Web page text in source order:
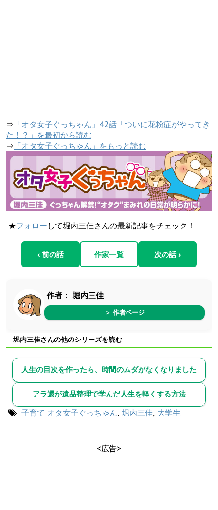
⇒ 「オタ女子ぐっちゃん」42話「ついに花粉症がやってき
た！？」を最初から読む
⇒ 「オタ女子ぐっちゃん」をもっと読む
★フォロー して堀内三佳さんの最新記事をチェック！
‹ 前の話 作家一覧 次の話 ›
作者： 堀内三佳
＞ 作者ページ
堀内三佳さんの他のシリーズを読む
人生の目次を作ったら、時間のムダがなくなりました
アラ還が遺品整理で学んだ人生を軽くする方法
子育て オタ女子ぐっちゃん, 堀内三佳, 大学生
<広告>